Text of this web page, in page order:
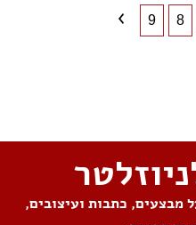
8
9
מבצעים, כתבות ועיצובים,